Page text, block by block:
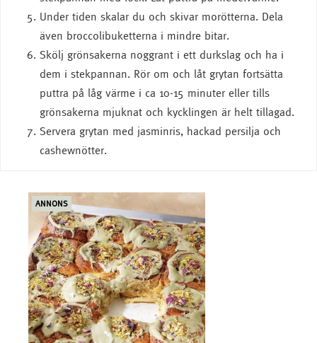
Under tiden skalar du och skivar morötterna. Dela
även broccolibuketterna i mindre bitar.
Skölj grönsakerna noggrant i ett durkslag och ha i
dem i stekpannan. Rör om och låt grytan fortsätta
puttra på låg värme i ca 10-15 minuter eller tills
grönsakerna mjuknat och kycklingen är helt tillagad.
Servera grytan med jasminris, hackad persilja och
cashewnötter.
ANNONS